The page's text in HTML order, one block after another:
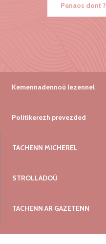
Penaos dont ?
Kemennadennoù lezennel
Politikerezh prevezded
TACHENN MICHEREL
STROLLADOÙ
TACHENN AR GAZETENN